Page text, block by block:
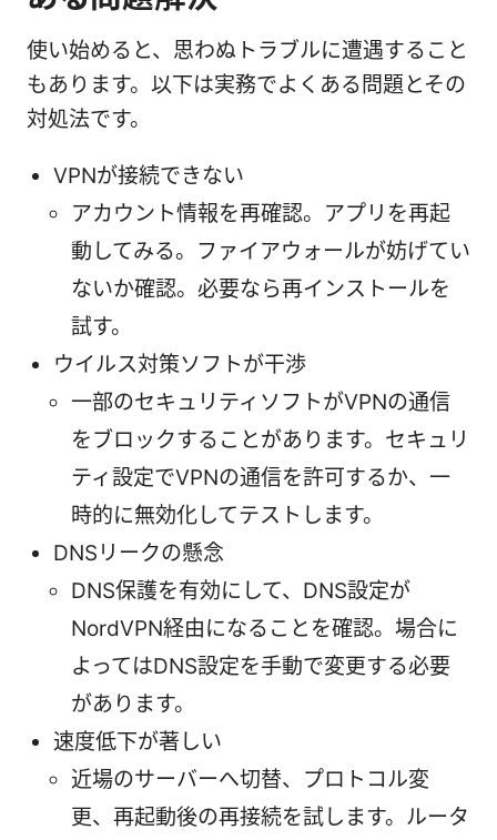
使い始めると、思わぬトラブルに遭遇すること
もあります。以下は実務でよくある問題とその
対処法です。
VPNが接続できない
アカウント情報を再確認。アプリを再起
動してみる。ファイアウォールが妨げてい
ないか確認。必要なら再インストールを
試す。
ウイルス対策ソフトが干渉
一部のセキュリティソフトがVPNの通信
をブロックすることがあります。セキュリ
ティ設定でVPNの通信を許可するか、一
時的に無効化してテストします。
DNSリークの懸念
DNS保護を有効にして、DNS設定が
NordVPN経由になることを確認。場合に
よってはDNS設定を手動で変更する必要
があります。
速度低下が著しい
近場のサーバーへ切替、プロトコル変
更、再起動後の再接続を試します。ルータ